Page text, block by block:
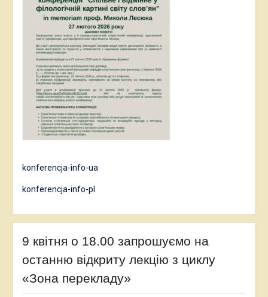
konferencja-info-ua
konferencja-info-pl
9 квітня о 18.00 запрошуємо на
останню відкриту лекцію з циклу
«Зона перекладу»